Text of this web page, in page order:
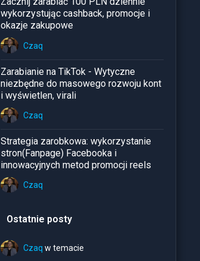
wykorzystując cashback, promocje i
okazje zakupowe
Czaq
Zarabianie na TikTok - Wytyczne
niezbędne do masowego rozwoju kont
i wyświetlen, virali
Czaq
Strategia zarobkowa: wykorzystanie
stron(Fanpage) Facebooka i
innowacyjnych metod promocji reels
Czaq
Ostatnie posty
Czaq w temacie